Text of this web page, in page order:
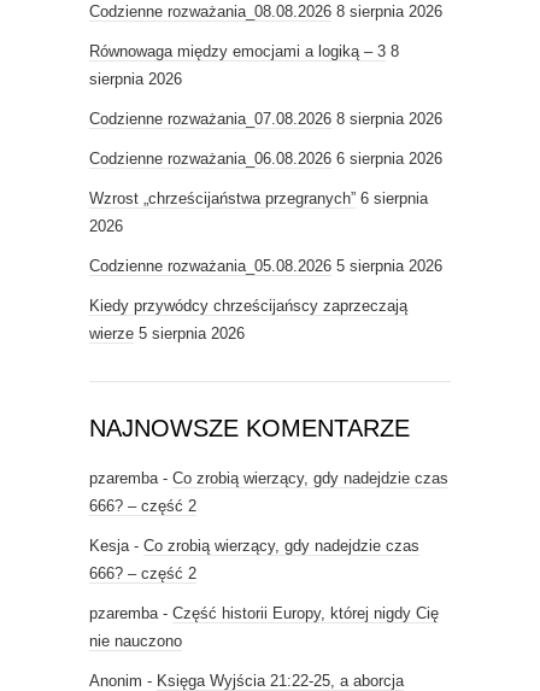
Codzienne rozważania_08.08.2026 8 sierpnia 2026
Równowaga między emocjami a logiką – 3 8
sierpnia 2026
Codzienne rozważania_07.08.2026 8 sierpnia 2026
Codzienne rozważania_06.08.2026 6 sierpnia 2026
Wzrost „chrześcijaństwa przegranych” 6 sierpnia
2026
Codzienne rozważania_05.08.2026 5 sierpnia 2026
Kiedy przywódcy chrześcijańscy zaprzeczają
wierze 5 sierpnia 2026
NAJNOWSZE KOMENTARZE
pzaremba - Co zrobią wierzący, gdy nadejdzie czas
666? – część 2
Kesja - Co zrobią wierzący, gdy nadejdzie czas
666? – część 2
pzaremba - Część historii Europy, której nigdy Cię
nie nauczono
Anonim - Księga Wyjścia 21:22-25, a aborcja